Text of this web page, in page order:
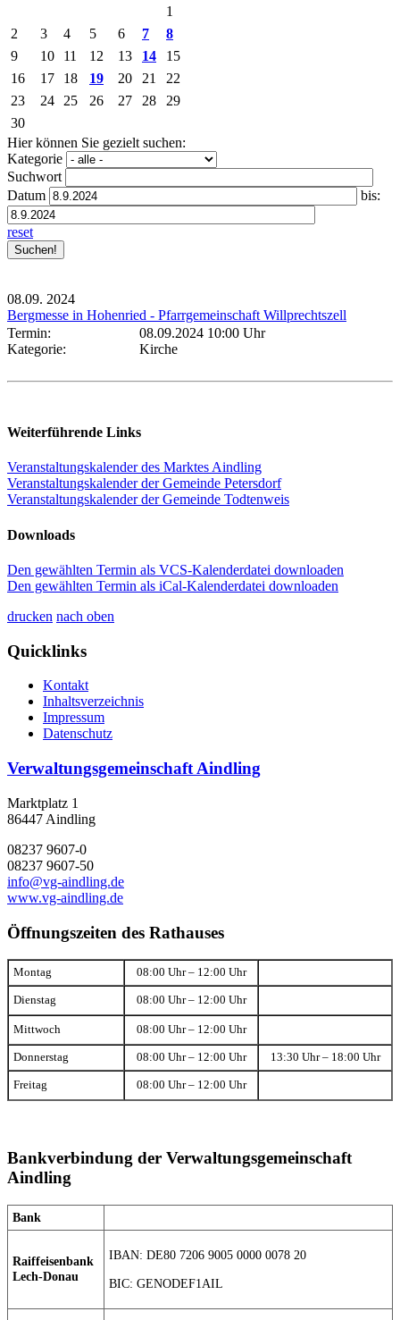
1
2
3 4 5 6 7
8
9
10 11 12 13 14
15
16
17 18 19 20 21
22
23
24 25 26 27 28
29
30
Hier können Sie gezielt suchen:
Kategorie
Suchwort
Datum
bis:
reset
08.09. 2024
Bergmesse in Hohenried - Pfarrgemeinschaft Willprechtszell
Termin:
08.09.2024 10:00 Uhr
Kategorie:
Kirche
Weiterführende Links
Veranstaltungskalender des Marktes Aindling
Veranstaltungskalender der Gemeinde Petersdorf
Veranstaltungskalender der Gemeinde Todtenweis
Downloads
Den gewählten Termin als VCS-Kalenderdatei downloaden
Den gewählten Termin als iCal-Kalenderdatei downloaden
drucken nach oben
Quicklinks
Kontakt
Inhaltsverzeichnis
Impressum
Datenschutz
Verwaltungsgemeinschaft Aindling
Marktplatz 1
86447 Aindling
08237 9607-0
08237 9607-50
info@vg-aindling.de
www.vg-aindling.de
Öffnungszeiten des Rathauses
Montag 08:00 Uhr – 12:00 Uhr
Dienstag 08:00 Uhr – 12:00 Uhr
Mittwoch 08:00 Uhr – 12:00 Uhr
Donnerstag 08:00 Uhr – 12:00 Uhr 13:30 Uhr – 18:00 Uhr
Freitag 08:00 Uhr – 12:00 Uhr
Bankverbindung der Verwaltungsgemeinschaft
Aindling
Bank
Raiffeisenbank
Lech-Donau
IBAN: DE80 7206 9005 0000 0078 20
BIC: GENODEF1AIL